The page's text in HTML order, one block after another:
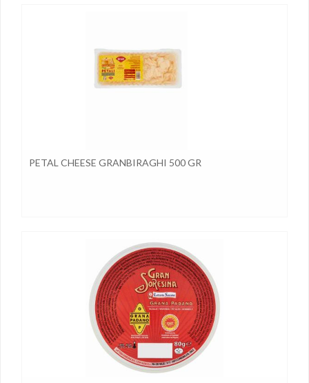
PETAL CHEESE GRANBIRAGHI 500 GR